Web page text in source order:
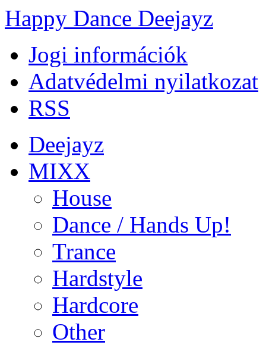
Happy Dance Deejayz
Jogi információk
Adatvédelmi nyilatkozat
RSS
Deejayz
MIXX
House
Dance / Hands Up!
Trance
Hardstyle
Hardcore
Other